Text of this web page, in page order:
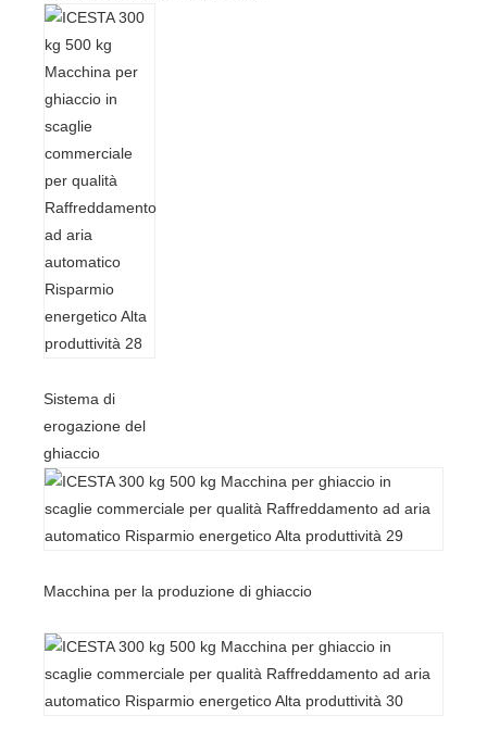
Sistema di
erogazione del
ghiaccio
Macchina per la produzione di ghiaccio